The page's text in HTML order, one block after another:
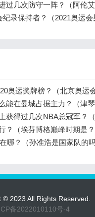
过几次防守一阵？（阿伦
纪录保持者？（2021奥运
奥运奖牌榜？（北京奥运
能在曼城占据主力？（津琴
获得过几次NBA总冠军？
了？）
？（埃芬博格巅峰时期是？
哪？（孙准浩是国家队的吗
© 2023 All Rights Reserved.
备2022010110号-4